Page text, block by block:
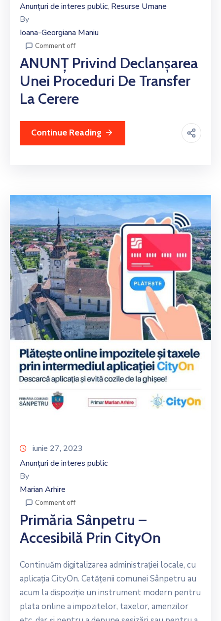
Anunțuri de interes public‚ Resurse Umane
By
Ioana-Georgiana Maniu
Comment off
ANUNȚ Privind Declanșarea
Unei Proceduri De Transfer
La Cerere
Continue Reading
iunie 27, 2023
Anunțuri de interes public
By
Marian Arhire
Comment off
Primăria Sânpetru –
Accesibilă Prin CityOn
Continuăm digitalizarea administrației locale, cu
aplicaţia CityOn. Cetățenii comunei Sânpetru au
acum la dispoziție un instrument modern pentru
plata online a impozitelor, taxelor, amenzilor